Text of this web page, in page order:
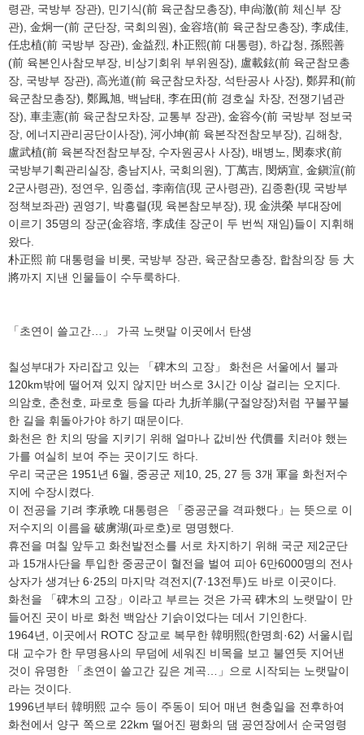
령관, 국방부 장관), 민기식(前 육군참모총장), 申尙澈(前 체신부 장
관), 金炯一(前 군단장, 국회의원), 金容培(前 육군참모총장), 李成佳,
任忠植(前 국방부 장관), 金益烈, 朴正熙(前 대통령), 하갑청, 孫熙善
(前 육본인사참모부장, 비상기회위 부위원장), 盧載鉉(前 육군참모총
장, 국방부 장관), 高光道(前 육군참모차장, 석탄공사 사장), 鄭昇和(前
육군참모총장), 鄭鳳旭, 백남태, 李在田(前 경호실 차장, 전쟁기념관
장), 車圭憲(前 육군참모차장, 교통부 장관), 金容今(前 국방부 정보국
장, 에너지관리공단이사장), 河小坤(前 육본작전참모부장), 김해창,
盧武植(前 육본작전참모부장, 수자원공사 사장), 배병노, 閔泰求(前
국방부기획관리실장, 충남지사, 국회의원), 丁萬吉, 閔炳宣, 金鎭渲(前
2군사령관), 정연우, 임종섭, 李南信(現 군사령관), 김종환(現 국방부
정책보좌관) 권영기, 박흥렬(現 육본참모부장), 現 金洪榮 부대장에
이르기 35명의 장군(金容培, 李成佳 장군이 두 번씩 재임)들이 지휘해
왔다.
朴正熙 前 대통령을 비롯, 국방부 장관, 육군참모총장, 합참의장 등 大
將까지 지낸 인물들이 수두룩하다.
「초연이 쓸고간…」 가곡 노랫말 이곳에서 탄생
칠성부대가 자리잡고 있는 「碑木의 고장」 화천은 서울에서 불과
120km밖에 떨어져 있지 않지만 버스로 3시간 이상 걸리는 오지다.
의암호, 춘천호, 파로호 등을 따라 九折羊腸(구절양장)처럼 꾸불꾸불
한 길을 휘돌아가야 하기 때문이다.
화천은 한 치의 땅을 지키기 위해 얼마나 값비싼 代價를 치러야 했는
가를 여실히 보여 주는 곳이기도 하다.
우리 국군은 1951년 6월, 중공군 제10, 25, 27 등 3개 軍을 화천저수
지에 수장시켰다.
이 전공을 기려 李承晩 대통령은 「중공군을 격파했다」는 뜻으로 이
저수지의 이름을 破虜湖(파로호)로 명명했다.
휴전을 며칠 앞두고 화천발전소를 서로 차지하기 위해 국군 제2군단
과 15개사단을 투입한 중공군이 혈전을 벌여 피아 6만6000명의 전사
상자가 생겨난 6·25의 마지막 격전지(7·13전투)도 바로 이곳이다.
화천을 「碑木의 고장」이라고 부르는 것은 가곡 碑木의 노랫말이 만
들어진 곳이 바로 화천 백암산 기슭이었다는 데서 기인한다.
1964년, 이곳에서 ROTC 장교로 복무한 韓明熙(한명희·62) 서울시립
대 교수가 한 무명용사의 무덤에 세워진 비목을 보고 불연듯 지어낸
것이 유명한 「초연이 쓸고간 깊은 계곡…」으로 시작되는 노랫말이
라는 것이다.
1996년부터 韓明熙 교수 등이 주동이 되어 매년 현충일을 전후하여
화천에서 양구 쪽으로 22km 떨어진 평화의 댐 공연장에서 순국영령